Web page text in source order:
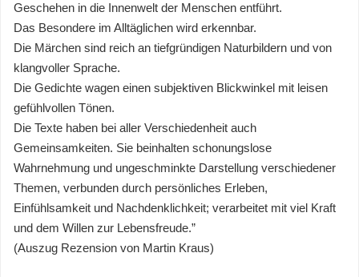
Geschehen in die Innenwelt der Menschen entführt.
Das Besondere im Alltäglichen wird erkennbar.
Die Märchen sind reich an tiefgründigen Naturbildern und von
klangvoller Sprache.
Die Gedichte wagen einen subjektiven Blickwinkel mit leisen
gefühlvollen Tönen.
Die Texte haben bei aller Verschiedenheit auch
Gemeinsamkeiten. Sie beinhalten schonungslose
Wahrnehmung und ungeschminkte Darstellung verschiedener
Themen, verbunden durch persönliches Erleben,
Einfühlsamkeit und Nachdenklichkeit; verarbeitet mit viel Kraft
und dem Willen zur Lebensfreude.”
(Auszug Rezension von Martin Kraus)